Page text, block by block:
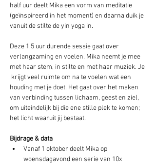
half uur deelt Mika een vorm van meditatie
(geïnspireerd in het moment) en daarna duik je
vanuit de stilte de yin yoga in.
Deze 1,5 uur durende sessie gaat over
verlangzaming en voelen. Mika neemt je mee
met haar stem, in stilte en met haar muziek. Je
krijgt veel ruimte om na te voelen wat een
houding met je doet. Het gaat over het maken
van verbinding tussen lichaam, geest en ziel,
om uiteindelijk bij die ene stille plek te komen;
het licht waaruit jij bestaat.
Bijdrage & data
Vanaf 1 oktober deelt Mika op
woensdagavond een serie van 10x